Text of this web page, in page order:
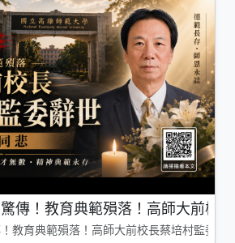
傳！教育典範殞落！高師大前校
教育典範殞落！高師大前校長蔡培村監委